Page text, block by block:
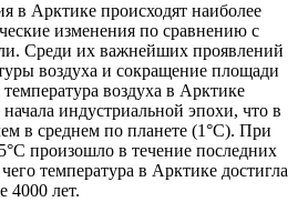
в Арктике происходят наиболее
изменения по сравнению с
Среди их важнейших проявлений
воздуха и сокращение площади
воздуха в Арктике
индустриальной эпохи, что в
в среднем по планете (1°С). При
произошло в течение последних
чего температура в Арктике достигла
4000 лет.